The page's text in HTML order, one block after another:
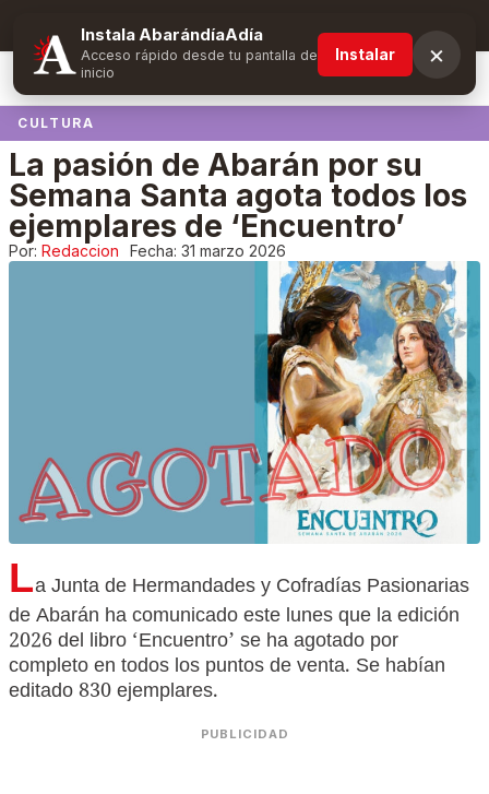
Suscríbete y obtén ventajas exclusivas
CULTURA
La pasión de Abarán por su
Semana Santa agota todos los
ejemplares de ‘Encuentro’
Por: Redaccion Fecha: 31 marzo 2026
La Junta de Hermandades y Cofradías Pasionarias
de Abarán ha comunicado este lunes que la edición
2026 del libro ‘Encuentro’ se ha agotado por
completo en todos los puntos de venta. Se habían
editado 830 ejemplares.
PUBLICIDAD
Instala AbarándíaAdía
Acceso rápido desde tu pantalla de
inicio
Instalar ×